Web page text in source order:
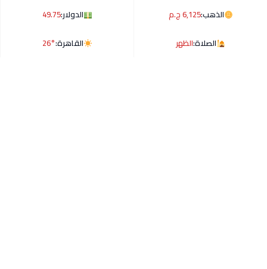
الذهب:6,125 ج.م الدولار:49.75
الصلاة:الظهر القاهرة:26°